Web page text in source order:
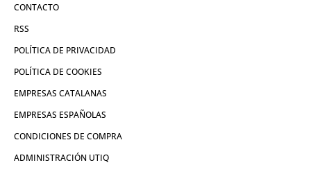
CONTACTO
RSS
POLÍTICA DE PRIVACIDAD
POLÍTICA DE COOKIES
EMPRESAS CATALANAS
EMPRESAS ESPAÑOLAS
CONDICIONES DE COMPRA
ADMINISTRACIÓN UTIQ